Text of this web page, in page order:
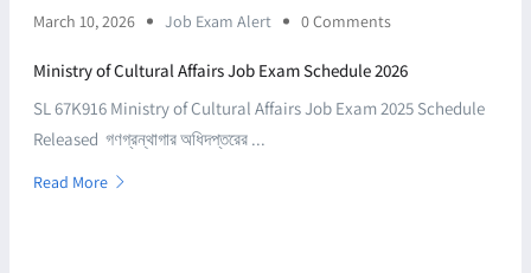
March 10, 2026 Job Exam Alert 0 Comments
Ministry of Cultural Affairs Job Exam Schedule 2026
SL 67K916 Ministry of Cultural Affairs Job Exam 2025 Schedule
Released গণগ্রন্থাগার অধিদপ্তরের ...
Read More